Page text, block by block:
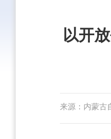
以开
来源：内蒙古